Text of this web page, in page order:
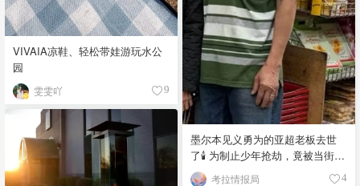
VIVAIA凉鞋、轻松带娃游玩水公
园
雯雯吖 9
墨尔本见义勇为的亚超老板去世
了🕯️ 为制止少年抢劫，竟被当街围
殴致死！考拉情报局 4